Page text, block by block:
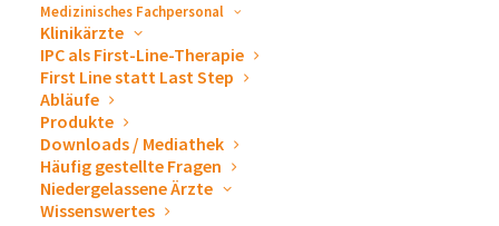
Medizinisches Fachpersonal
Klinikärzte
IPC als First-Line-Therapie
First Line statt Last Step
Abläufe
Produkte
Downloads / Mediathek
Häufig gestellte Fragen
Niedergelassene Ärzte
Wissenswertes